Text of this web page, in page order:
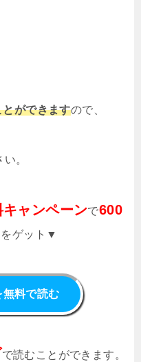
ができますので、
。
ャンペーンで600
ゲット▼
料で読む
で読むことができます。